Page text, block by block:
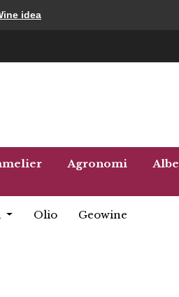
idea
Agronomi
Olio Geowine